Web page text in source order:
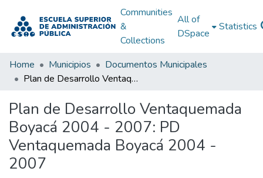
Communities
&
Collections
All of
DSpace
Statistics
Home Municipios
Documentos Municipales
Plan de Desarrollo Ventaquemada Boyacá 2004 - 2007: PD Ventaquemada Boyacá 2004 - 2007
Plan de Desarrollo Ventaquemada
Boyacá 2004 - 2007: PD
Ventaquemada Boyacá 2004 -
2007